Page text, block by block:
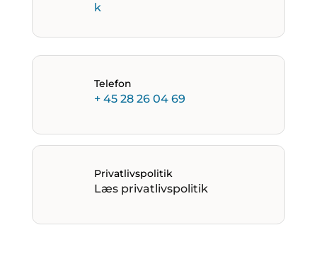
k
Telefon
+ 45 28 26 04 69
Privatlivspolitik
Læs privatlivspolitik